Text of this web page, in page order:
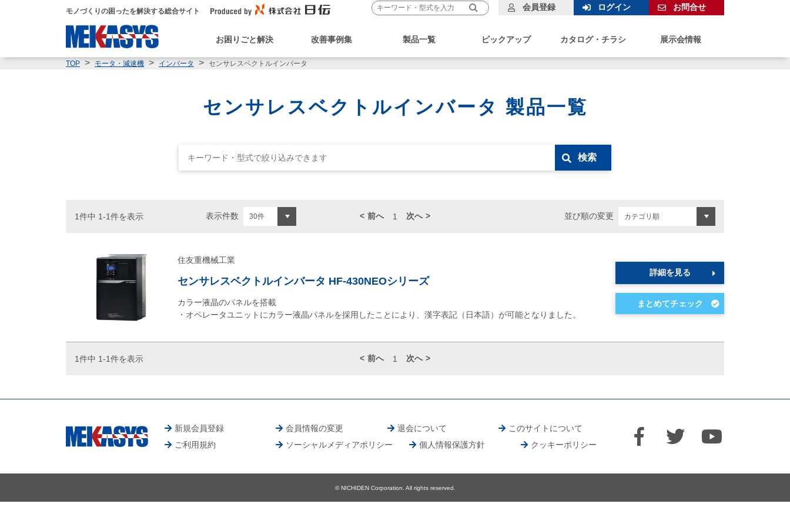
モノづくりの困ったを解決する総合サイト
お困りごと解決 改善事例集 製品一覧 ピックアップ カタログ・チラシ 展示会情報
会員登録 ログイン お問合せ
TOP モータ・減速機 インバータ センサレスベクトルインバータ
センサレスベクトルインバータ 製品一覧
検索
1件中 1-1件を表示 表示件数 前へ 1 次へ 並び順の変更
住友重機械工業
センサレスベクトルインバータ HF-430NEOシリーズ
カラー液晶のパネルを搭載
・オペレータユニットにカラー液晶パネルを採用したことにより、漢字表記（日本語）が可能となりました。
詳細を見る
1件中 1-1件を表示 前へ 1 次へ
新規会員登録 会員情報の変更 退会について
このサイトについて
ご利用規約
ソーシャルメディアポリシー 個人情報保護方針 クッキーポリシー
© NICHIDEN Corporation. All rights reserved.